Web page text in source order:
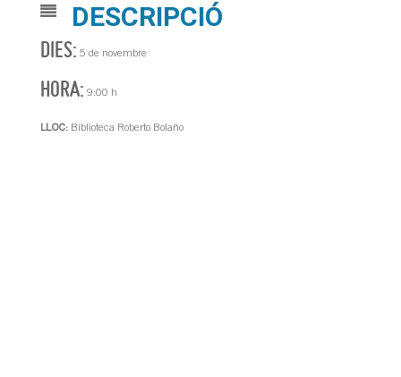
DESCRIPCIÓ
DIES: 5 de novembre
HORA: 9:00 h
LLOC: Biblioteca Roberto Bolaño